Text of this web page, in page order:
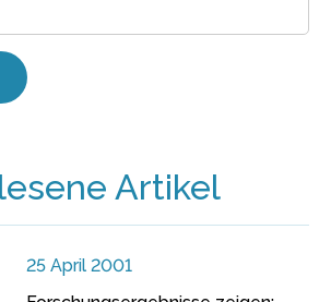
Artikel
25 April 2001